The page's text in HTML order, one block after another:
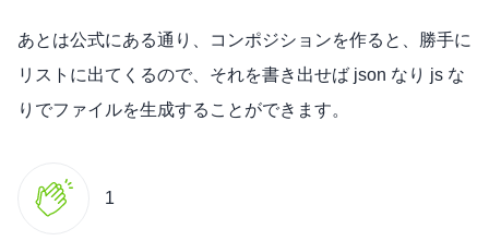
あとは公式にある通り、コンポジションを作ると、勝手に
リストに出てくるので、それを書き出せば json なり js な
りでファイルを生成することができます。
1